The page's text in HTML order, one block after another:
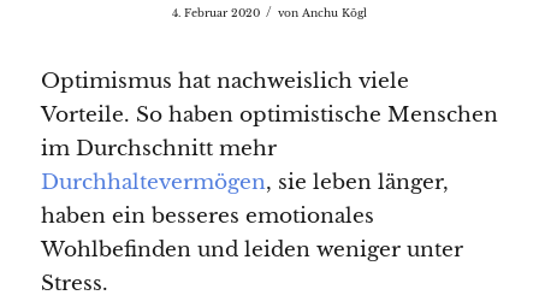
4. Februar 2020 / von Anchu Kögl
Optimismus hat nachweislich viele
Vorteile. So haben optimistische Menschen
im Durchschnitt mehr
Durchhaltevermögen, sie leben länger,
haben ein besseres emotionales
Wohlbefinden und leiden weniger unter
Stress.